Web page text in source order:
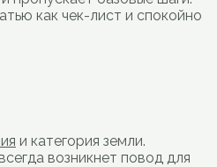
как чек-лист и спокойно
и категория земли.
возникнет повод для